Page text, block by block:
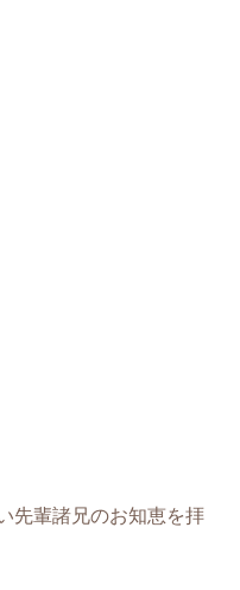
先輩諸兄のお知恵を拝